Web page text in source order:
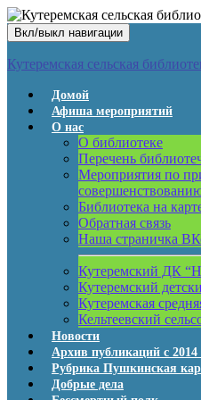
Вкл/выкл навигации
Кутеремская сельская
Домой
Афиша мероприятий
О нас
О библиотеке
Перечень
Мероприятия по
Библиотека на
Обратная связь
Наша страничка
Кутеремский ДК
Кутеремский
Кутеремская
Кельтеевский
Новости
Архив публикаций с 2014
Рубрика Пушкинская
Добрые дела